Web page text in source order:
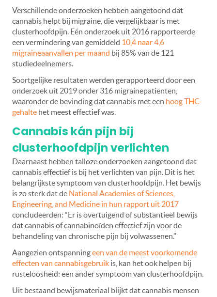
Verschillende onderzoeken hebben aangetoond dat
cannabis helpt bij migraine, die vergelijkbaar is met
clusterhoofdpijn. Eén onderzoek uit 2016 rapporteerde
een vermindering van gemiddeld 10,4 naar 4,6
migraineaanvallen per maand bij 85% van de 121
studiedeelnemers.
Soortgelijke resultaten werden gerapporteerd door een
onderzoek uit 2019 onder 316 migrainepatiënten,
waaronder de bevinding dat cannabis met een hoog THC-
gehalte het meest effectief was.
Cannabis kán pijn bij
clusterhoofdpijn verlichten
Daarnaast hebben talloze onderzoeken aangetoond dat
cannabis effectief is bij het verlichten van pijn. Dit is het
belangrijkste symptoom van clusterhoofdpijn. Het bewijs
is zo sterk dat de National Academies of Sciences,
Engineering, and Medicine in hun rapport uit 2017
concludeerden: “Er is overtuigend of substantieel bewijs
dat cannabis of cannabinoïden effectief zijn voor de
behandeling van chronische pijn bij volwassenen.”
Aangezien ontspanningeen van de meest voorkomende
effecten van cannabisgebruik is, kan het ook helpen bij
rusteloosheid: een ander symptoom van clusterhoofdpijn.
Uit bestaand bewijsmateriaal blijkt dat cannabis mensen